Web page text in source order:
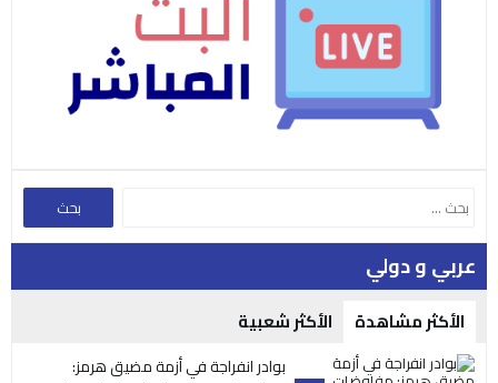
عربي و دولي
الأكثر مشاهدة الأكثر شعبية
بوادر انفراجة في أزمة مضيق هرمز: